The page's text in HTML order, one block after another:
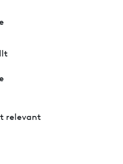
relevant